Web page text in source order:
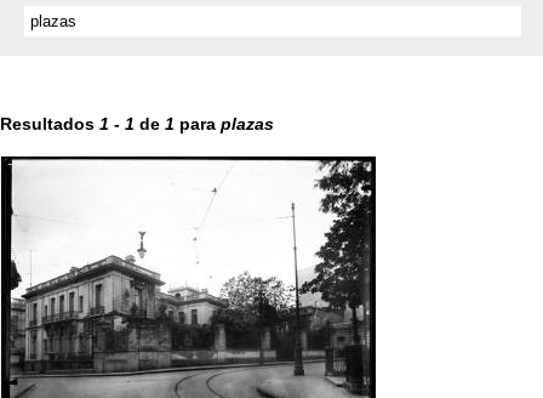
Resultados 1 - 1 de 1 para plazas